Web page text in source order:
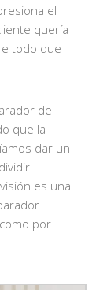
el
quería
todo que
de
que la
dar un
es una
por